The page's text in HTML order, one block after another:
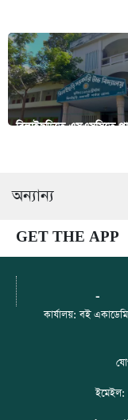
বিলাইছড়িতে এসএসসিতে
অন্যান্য
GET THE APP
-
কার্যালয়: বই